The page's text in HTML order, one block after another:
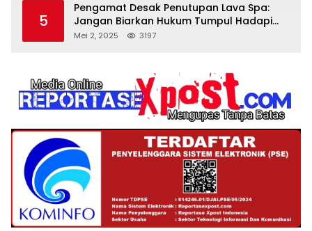
5
Pengamat Desak Penutupan Lava Spa:
Jangan Biarkan Hukum Tumpul Hadapi
‘Spa Berkedok
Mei 2, 2025 3197